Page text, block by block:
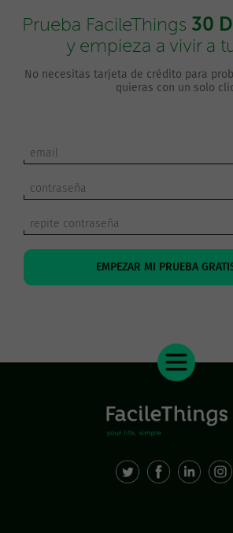
Prueba FacileThings 30
y empieza a vivir a
No necesitas tarjeta de crédito para
quieras con un solo